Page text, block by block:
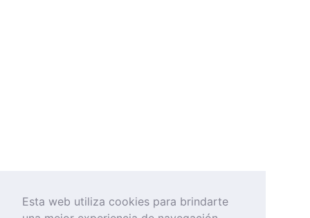
Esta web utiliza cookies para brindarte